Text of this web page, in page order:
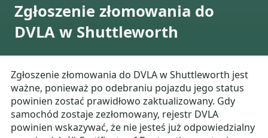
Zgłoszenie złomowania do
DVLA w Shuttleworth
Zgłoszenie złomowania do DVLA w Shuttleworth jest
ważne, ponieważ po odebraniu pojazdu jego status
powinien zostać prawidłowo zaktualizowany. Gdy
samochód zostaje zezłomowany, rejestr DVLA
powinien wskazywać, że nie jesteś już odpowiedzialny